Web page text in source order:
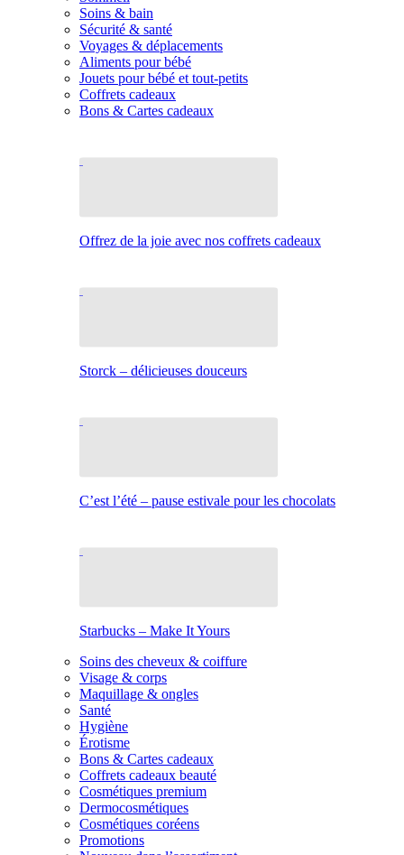
Soins & bain
Sécurité & santé
Voyages & déplacements
Aliments pour bébé
Jouets pour bébé et tout-petits
Coffrets cadeaux
Bons & Cartes cadeaux
Offrez de la joie avec nos coffrets cadeaux
Storck – délicieuses douceurs
C’est l’été – pause estivale pour les chocolats
Starbucks – Make It Yours
Soins des cheveux & coiffure
Visage & corps
Maquillage & ongles
Santé
Hygiène
Érotisme
Bons & Cartes cadeaux
Coffrets cadeaux beauté
Cosmétiques premium
Dermocosmétiques
Cosmétiques coréens
Promotions